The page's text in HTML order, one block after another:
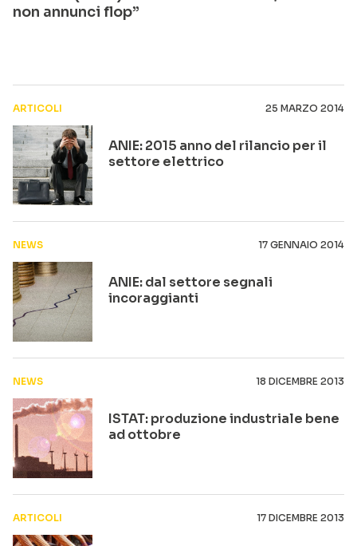
non annunci flop”
ARTICOLI 25 MARZO 2014
ANIE: 2015 anno del rilancio per il
settore elettrico
NEWS 17 GENNAIO 2014
ANIE: dal settore segnali
incoraggianti
NEWS 18 DICEMBRE 2013
ISTAT: produzione industriale bene
ad ottobre
ARTICOLI 17 DICEMBRE 2013